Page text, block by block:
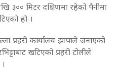
३०० मिटर दक्षिणमा रहेको पैनीमा
हो ।
प्रहरी कार्यालय झापाले जनाएको
खटिएको प्रहरी टोलीले